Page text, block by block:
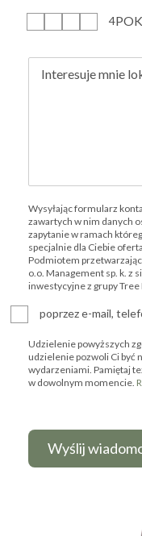
4
Wysyłając formularz
zawartych w nim danych
zapytanie w ramach
specjalnie dla Ciebie
Podmiotem
o.o. Management sp. k. z
inwestycyjne z grupy
poprzez e-mail,
Udzielenie powyższych
udzielenie pozwoli Ci być
wydarzeniami. Pamiętaj
w dowolnym momencie.